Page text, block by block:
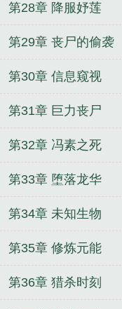
第28章 降服妤莲
第29章 丧尸的偷袭
第30章 信息窥视
第31章 巨力丧尸
第32章 冯素之死
第33章 堕落龙华
第34章 未知生物
第35章 修炼元能
第36章 猎杀时刻